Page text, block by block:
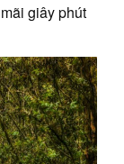
giây phút